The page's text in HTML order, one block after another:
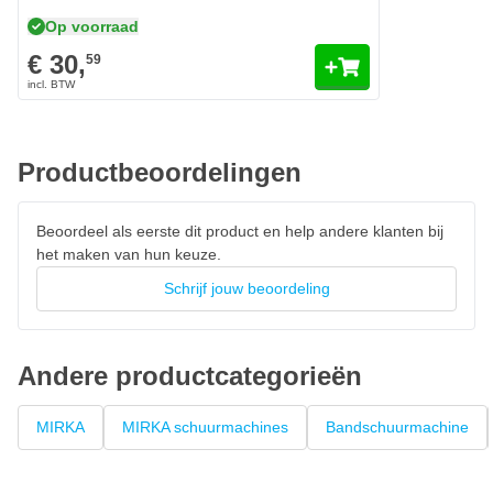
0.81 kg
Rubber beklede handvat
Op voorraad
€ 30,59
Productbeoordelingen
Beoordeel als eerste dit product en help andere klanten bij
het maken van hun keuze.
Schrijf jouw beoordeling
Andere productcategorieën
MIRKA MIRKA schuurmachines Bandschuurmachine